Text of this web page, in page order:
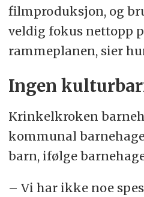
filmproduksjon, og
veldig fokus nettopp
rammeplanen, sier
Ingen
Krinkelkroken
kommunal
barn, ifølge
– Vi har ikke noe